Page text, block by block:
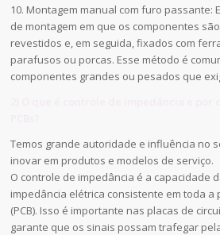
10. Montagem manual com furo passante:
de montagem em que os componentes
revestidos e, em seguida, fixados com
parafusos ou porcas. Esse método é
componentes grandes ou pesados que
Temos grande autoridade e influência no
inovar em produtos e modelos de serviço.
O controle de impedância é a capacidade
impedância elétrica consistente em toda a
(PCB). Isso é importante nas placas de
garante que os sinais possam trafegar